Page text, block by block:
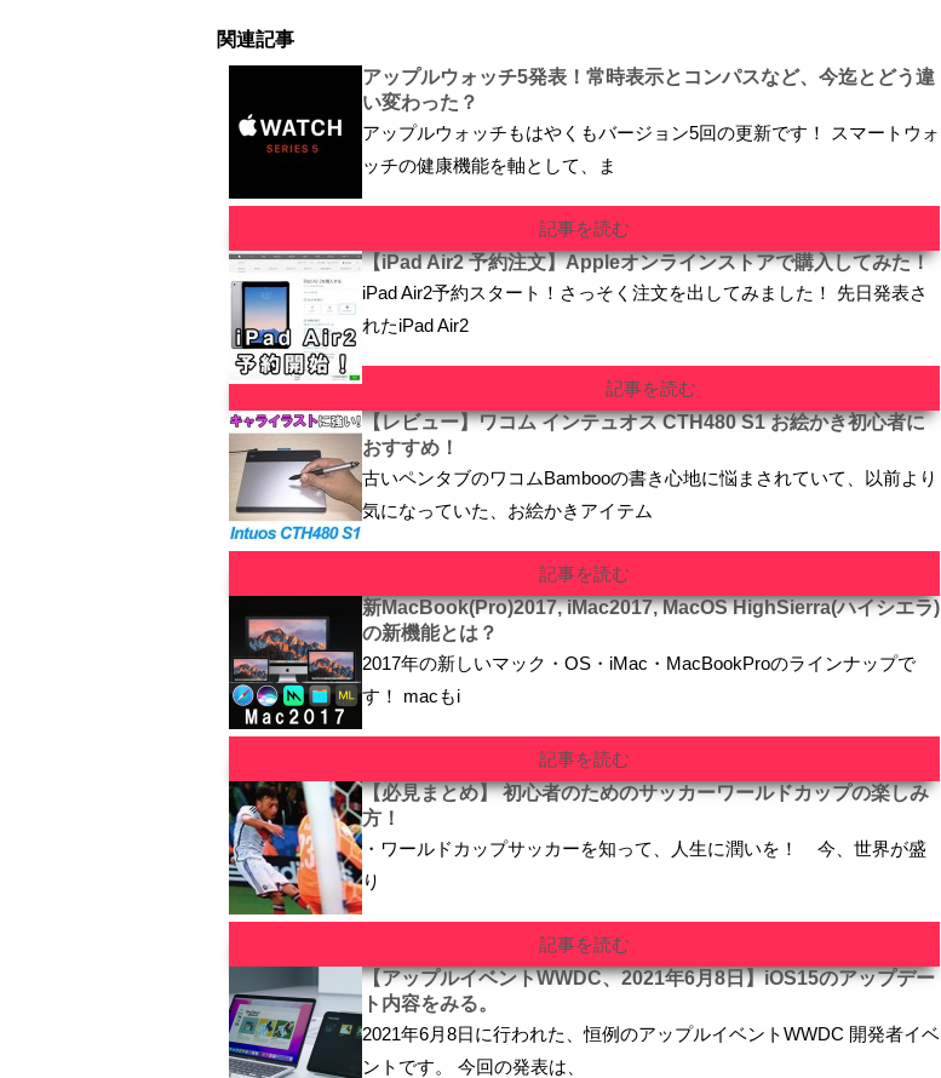
関連記事
アップルウォッチ5発表！常時表示とコンパスなど、今迄とどう違
い変わった？
アップルウォッチもはやくもバージョン5回の更新です！ スマートウォ
ッチの健康機能を軸として、ま
記事を読む
【iPad Air2 予約注文】Appleオンラインストアで購入してみた！
iPad Air2予約スタート！さっそく注文を出してみました！ 先日発表さ
れたiPad Air2
記事を読む
【レビュー】ワコム インテュオス CTH480 S1 お絵かき初心者に
おすすめ！
古いペンタブのワコムBambooの書き心地に悩まされていて、以前より
気になっていた、お絵かきアイテム
記事を読む
新MacBook(Pro)2017, iMac2017, MacOS HighSierra(ハイシエラ)
の新機能とは？
2017年の新しいマック・OS・iMac・MacBookProのラインナップで
す！ macもi
記事を読む
【必見まとめ】 初心者のためのサッカーワールドカップの楽しみ
方！
・ワールドカップサッカーを知って、人生に潤いを！ 今、世界が盛
り
記事を読む
【アップルイベントWWDC、2021年6月8日】iOS15のアップデー
ト内容をみる。
2021年6月8日に行われた、恒例のアップルイベントWWDC 開発者イベ
ントです。 今回の発表は、